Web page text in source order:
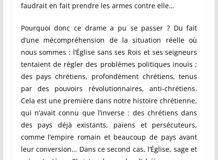
faudrait en fait prendre les armes contre elle…
Pourquoi donc ce drame a pu se passer ? Du fait
d’une mécompréhension de la situation réelle où
nous sommes : l’Église sans ses Rois et ses seigneurs
tentaient de régler des problèmes politiques inouïs ;
des pays chrétiens, profondément chrétiens, tenus
par des pouvoirs révolutionnaires, anti-chrétiens.
Cela est une première dans notre histoire chrétienne,
qui n’avait connu que l’inverse : des chrétiens dans
des pays déjà existants, païens et persécuteurs,
comme l’empire romain et beaucoup de pays avant
leur conversion… Dans ce second cas, l’Église, sage et